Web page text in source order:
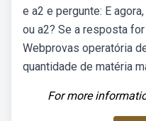
e a2 e pergunte: E
ou a2? Se a resposta
Webprovas operatória
quantidade de matéria
For more